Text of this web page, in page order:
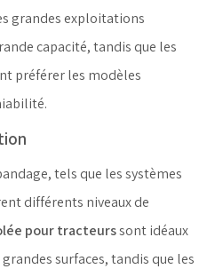
grandes exploitations
capacité, tandis que les
préférer les modèles
tels que les systèmes
différents niveaux de
pour tracteurssont idéaux
surfaces, tandis que les